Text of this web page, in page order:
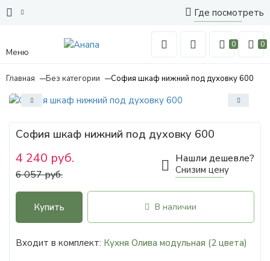
Где посмотреть
Меню
0 0
Главная Без категории София шкаф нижний под духовку 600
София шкаф нижний под духовку 600
4 240 руб.
6 057 руб.
Нашли дешевле?
Снизим цену
Купить В наличии
Входит в комплект: Кухня Олива модульная (2 цвета)